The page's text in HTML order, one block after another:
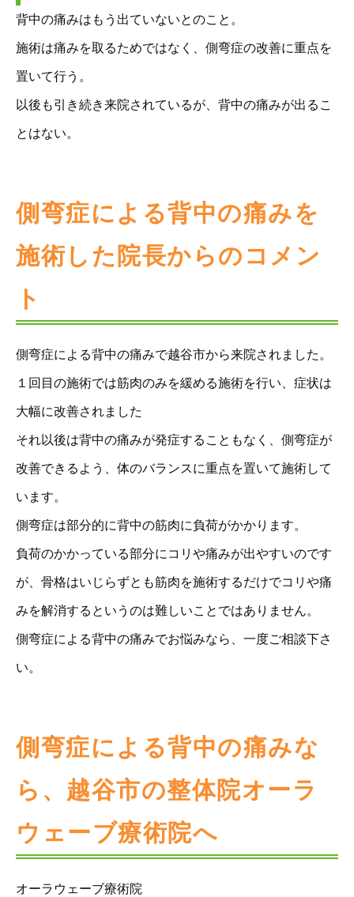
背中の痛みはもう出ていないとのこと。
施術は痛みを取るためではなく、側弯症の改善に重点を
置いて行う。
以後も引き続き来院されているが、背中の痛みが出るこ
とはない。
側弯症による背中の痛みを
施術した院長からのコメン
ト
側弯症による背中の痛みで越谷市から来院されました。
１回目の施術では筋肉のみを緩める施術を行い、症状は
大幅に改善されました
それ以後は背中の痛みが発症することもなく、側弯症が
改善できるよう、体のバランスに重点を置いて施術して
います。
側弯症は部分的に背中の筋肉に負荷がかかります。
負荷のかかっている部分にコリや痛みが出やすいのです
が、骨格はいじらずとも筋肉を施術するだけでコリや痛
みを解消するというのは難しいことではありません。
側弯症による背中の痛みでお悩みなら、一度ご相談下さ
い。
側弯症による背中の痛みな
ら、越谷市の整体院オーラ
ウェーブ療術院へ
オーラウェーブ療術院